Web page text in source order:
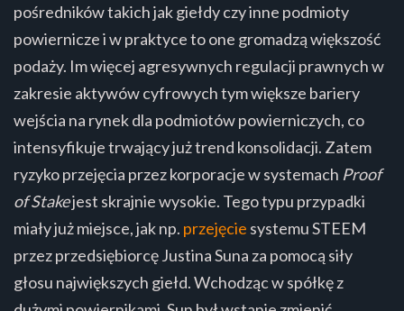
pośredników takich jak giełdy czy inne podmioty
powiernicze i w praktyce to one gromadzą większość
podaży. Im więcej agresywnych regulacji prawnych w
zakresie aktywów cyfrowych tym większe bariery
wejścia na rynek dla podmiotów powierniczych, co
intensyfikuje trwający już trend konsolidacji. Zatem
ryzyko przejęcia przez korporacje w systemach Proof
of Stakejest skrajnie wysokie. Tego typu przypadki
miały już miejsce, jak np. przejęcie systemu STEEM
przez przedsiębiorcę Justina Suna za pomocą siły
głosu największych giełd. Wchodząc w spółkę z